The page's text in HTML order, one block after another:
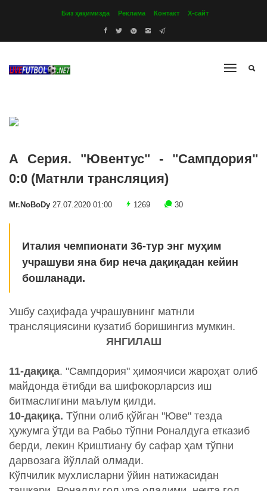
Биз ҳақимизда Реклама Контакт Х-сайт
А Серия. "Ювентус" - "Сампдория"
0:0 (Матнли трансляция)
Mr.NoBoDy 27.07.2020 01:00 1269 30
Италия чемпионати 36-тур энг муҳим
учрашуви яна бир неча дақиқадан кейин
бошланади.
Ушбу саҳифада учрашувнинг матнли
трансляциясини кузатиб боришингиз мумкин.
ЯНГИЛАШ
11-дақиқа. "Сампдория" ҳимоячиси жароҳат олиб
майдонда ётибди ва шифокорларсиз иш
битмаслигини маълум қилди.
10-дақиқа. Тўпни олиб қўйган "Юве" тезда
ҳужумга ўтди ва Рабьо тўпни Роналдуга етказиб
берди, лекин Криштиану бу сафар ҳам тўпни
дарвозага йўллай олмади.
Кўпчилик мухлисларни ўйин натижасидан